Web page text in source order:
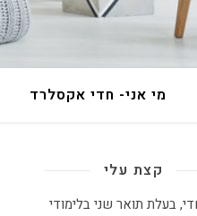
מי אני- חדי אקסלרד
קצת עלי
בעלת תואר שני בלימודי